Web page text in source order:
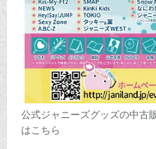
公式ジャニーズグッズの中
はこちら